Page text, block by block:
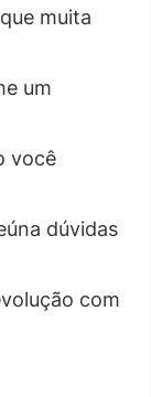
muita
um
você
dúvidas
com